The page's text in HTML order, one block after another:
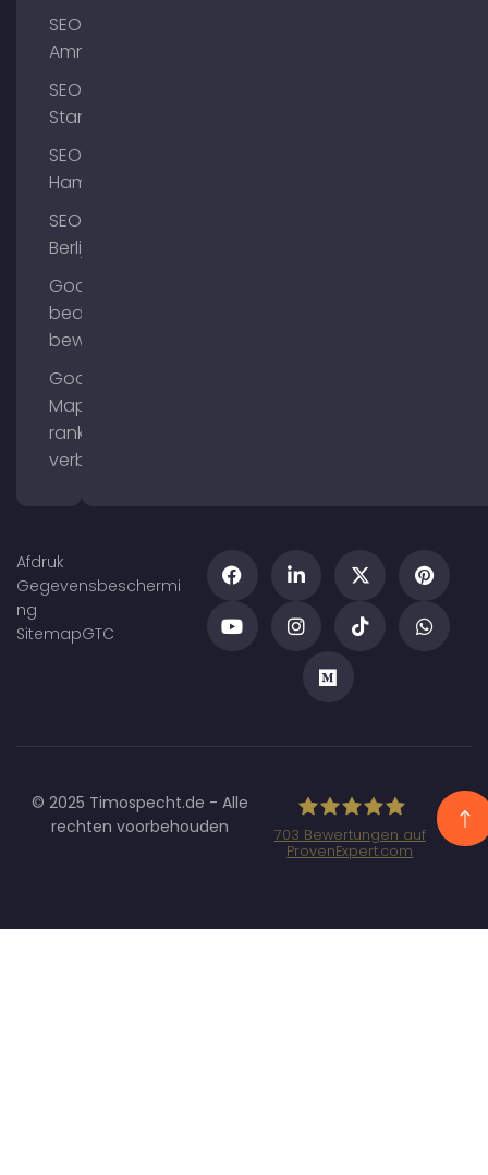
SEO
Ammersee
SEO
Starnberg
SEO
Hamburg
SEO
Berlijn
Google
bedrijfsprofiel
bewerken
Google
Maps
ranking
verbeteren
Afdruk
Gegevensbeschermi
ng
SitemapGTC
© 2025 Timospecht.de - Alle
rechten voorbehouden
Marketing GmbH
703 Bewertungen auf
ProvenExpert.com